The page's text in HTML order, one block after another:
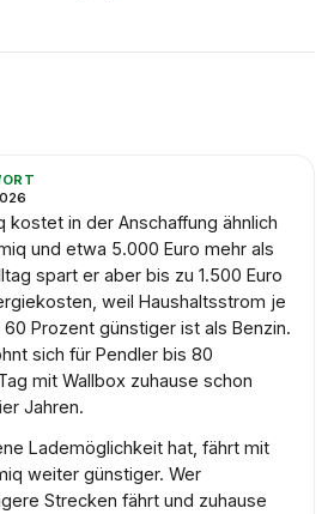
kostet in der Anschaffung ähnlich
und etwa 5.000 Euro mehr als
spart er aber bis zu 1.500 Euro
weil Haushaltsstrom je
Prozent günstiger ist als Benzin.
sich für Pendler bis 80
mit Wallbox zuhause schon
Jahren.
Lademöglichkeit hat, fährt mit
weiter günstiger. Wer
Strecken fährt und zuhause